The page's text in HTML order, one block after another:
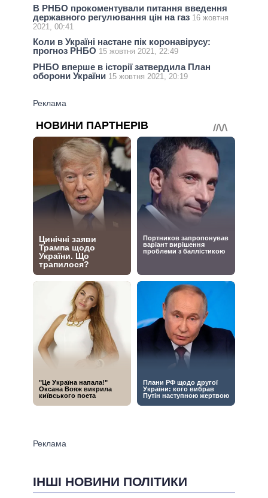
В РНБО прокоментували питання введення
державного регулювання цін на газ 16 жовтня
2021, 00:41
Коли в Україні настане пік коронавірусу:
прогноз РНБО 15 жовтня 2021, 22:49
РНБО вперше в історії затвердила План
оборони України 15 жовтня 2021, 20:19
ІНШІ НОВИНИ ПОЛІТИКИ